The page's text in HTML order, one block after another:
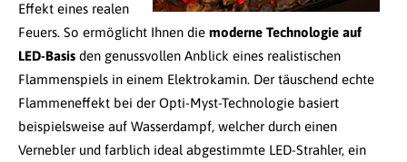
Effekt eines realen
Feuers. So ermöglicht Ihnen die moderne Technologie auf
LED-Basis den genussvollen Anblick eines realistischen
Flammenspiels in einem Elektrokamin. Der täuschend echte
Flammeneffekt bei der Opti-Myst-Technologie basiert
beispielsweise auf Wasserdampf, welcher durch einen
Vernebler und farblich ideal abgestimmte LED-Strahler, ein